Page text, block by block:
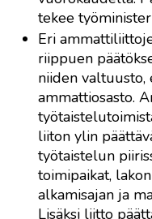
tekee
Eri
riippuen
niiden valtuusto,
ammattiosasto.
liiton ylin
työtaistelun
toimipaikat,
alkamisajan ja
Lisäksi liitto